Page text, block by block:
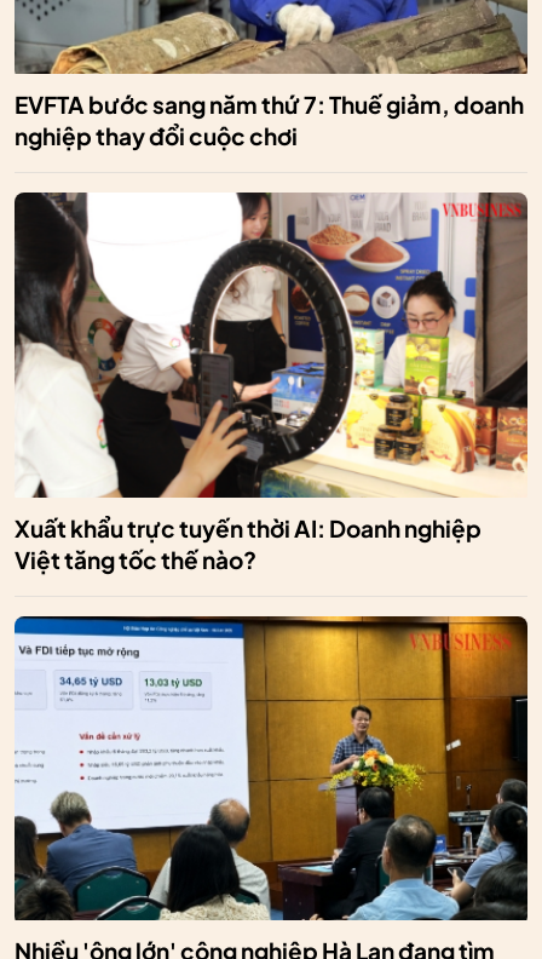
EVFTA bước sang năm thứ 7: Thuế giảm, doanh
nghiệp thay đổi cuộc chơi
Xuất khẩu trực tuyến thời AI: Doanh nghiệp
Việt tăng tốc thế nào?
Nhiều 'ông lớn' công nghiệp Hà Lan đang tìm